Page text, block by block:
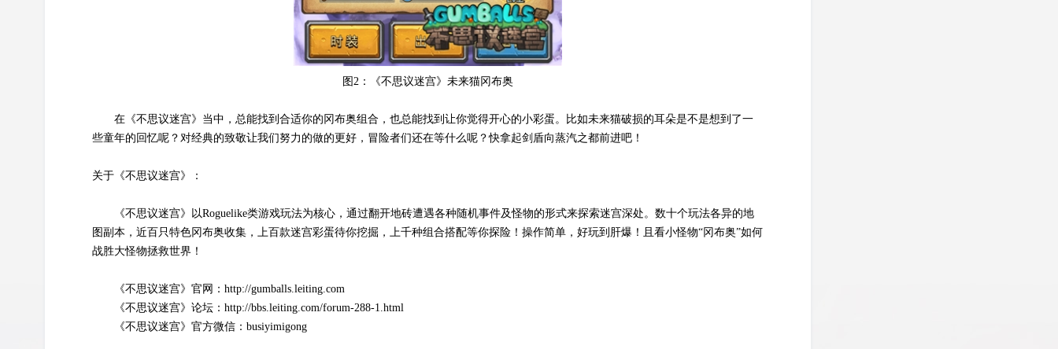
图2：《不思议迷宫》未来猫冈布奥
在《不思议迷宫》当中，总能找到合适你的冈布奥组合，也总能找到让你觉得开心的小彩蛋。比如未来猫破损的耳朵是不是想到了一
些童年的回忆呢？对经典的致敬让我们努力的做的更好，冒险者们还在等什么呢？快拿起剑盾向蒸汽之都前进吧！
关于《不思议迷宫》：
《不思议迷宫》以Roguelike类游戏玩法为核心，通过翻开地砖遭遇各种随机事件及怪物的形式来探索迷宫深处。数十个玩法各异的地
图副本，近百只特色冈布奥收集，上百款迷宫彩蛋待你挖掘，上千种组合搭配等你探险！操作简单，好玩到肝爆！且看小怪物“冈布奥”如何
战胜大怪物拯救世界！
《不思议迷宫》官网：http://gumballs.leiting.com
《不思议迷宫》论坛：http://bbs.leiting.com/forum-288-1.html
《不思议迷宫》官方微信：busiyimigong